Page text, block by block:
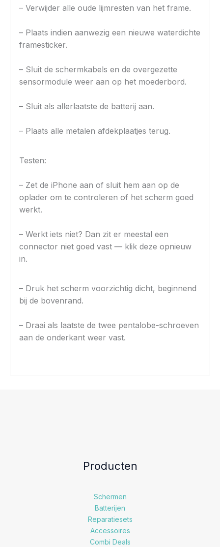
– Verwijder alle oude lijmresten van het frame.
– Plaats indien aanwezig een nieuwe waterdichte
framesticker.
– Sluit de schermkabels en de overgezette
sensormodule weer aan op het moederbord.
– Sluit als allerlaatste de batterij aan.
– Plaats alle metalen afdekplaatjes terug.
Testen:
– Zet de iPhone aan of sluit hem aan op de
oplader om te controleren of het scherm goed
werkt.
– Werkt iets niet? Dan zit er meestal een
connector niet goed vast — klik deze opnieuw
in.
– Druk het scherm voorzichtig dicht, beginnend
bij de bovenrand.
– Draai als laatste de twee pentalobe-schroeven
aan de onderkant weer vast.
Producten
Schermen
Batterijen
Reparatiesets
Accessoires
Combi Deals